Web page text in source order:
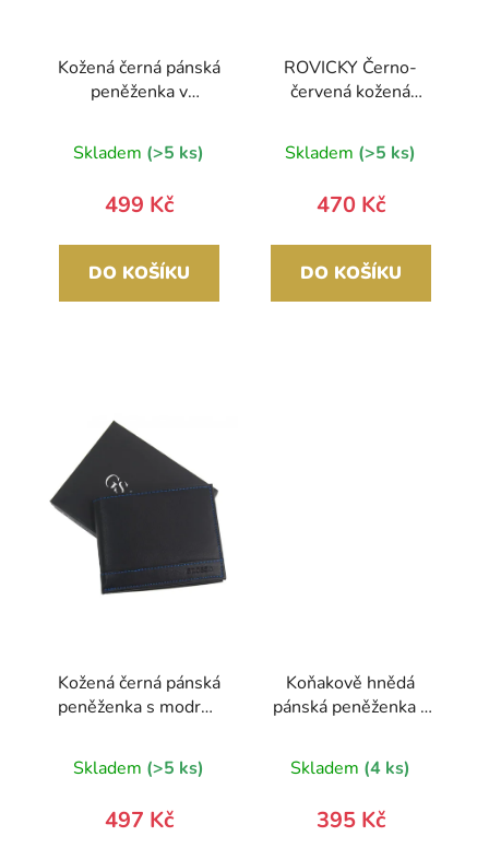
Kožená černá pánská
peněženka v
Skladem (>5 ks)
499 Kč
DO KOŠÍKU
ROVICKY Černo-
červená kožená
RFID v krabičce
Skladem (>5 ks)
470 Kč
DO KOŠÍKU
Kožená černá pánská
peněženka s modrou
GROSSO
Skladem (>5 ks)
497 Kč
Koňakově hnědá
pánská peněženka z
v krabičce WILD
Skladem (4 ks)
395 Kč